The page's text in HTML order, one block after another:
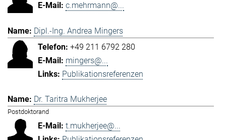
c.mehrmann@...
Dipl.-Ing. Andrea Mingers
+49 211 6792 280
mingers@...
Publikationsreferenzen
Dr. Taritra Mukherjee
Postdoktorand
t.mukherjee@...